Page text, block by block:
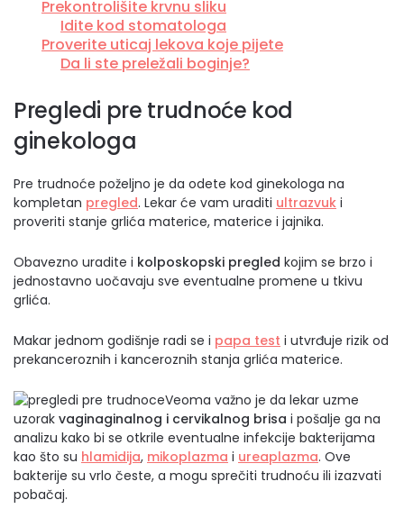
Prekontrolišite krvnu sliku
Idite kod stomatologa
Proverite uticaj lekova koje pijete
Da li ste preležali boginje?
Pregledi pre trudnoće kod
ginekologa
Pre trudnoće poželjno je da odete kod ginekologa na
kompletan pregled. Lekar će vam uraditi ultrazvuk i
proveriti stanje grlića materice, materice i jajnika.
Obavezno uradite i kolposkopski pregled kojim se brzo i
jednostavno uočavaju sve eventualne promene u tkivu
grlića.
Makar jednom godišnje radi se i papa test i utvrđuje rizik od
prekanceroznih i kanceroznih stanja grlića materice.
Veoma važno je da lekar uzme
uzorak vaginaginalnog i cervikalnog brisa i pošalje ga na
analizu kako bi se otkrile eventualne infekcije bakterijama
kao što su hlamidija, mikoplazma i ureaplazma. Ove
bakterije su vrlo česte, a mogu sprečiti trudnoću ili izazvati
pobačaj.